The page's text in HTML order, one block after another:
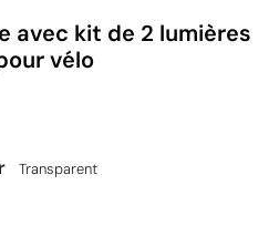
avec kit de 2 lumières
vélo
Transparent